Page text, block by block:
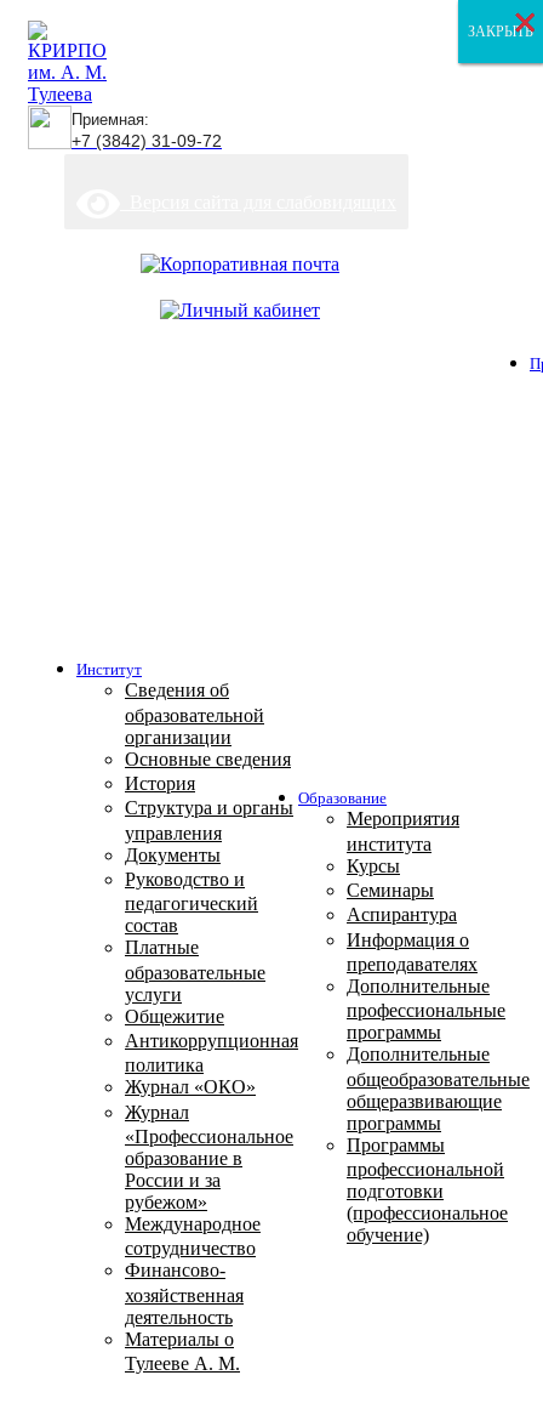
Приемная:
+7 (3842) 31-09-72
Институт
Сведения об
образовательной
организации
Основные сведения
История
Структура и органы
управления
Документы
Руководство и
педагогический
состав
Платные
образовательные
услуги
Общежитие
Антикоррупционная
политика
Журнал «ОКО»
Журнал
«Профессиональное
образование в
России и за
рубежом»
Международное
сотрудничество
Финансово-
хозяйственная
деятельность
Материалы о
Тулееве А. М.
Образование
Мероприятия
института
Курсы
Семинары
Аспирантура
Информация о
преподавателях
Дополнительные
профессиональные
программы
Дополнительные
общеобразовательные
общеразвивающие
программы
Программы
профессиональной
подготовки
(профессиональное
обучение)
ЗАКРЫТЬ
ЗАКРЫТЬ
ЗАКРЫТЬ
×
×
×